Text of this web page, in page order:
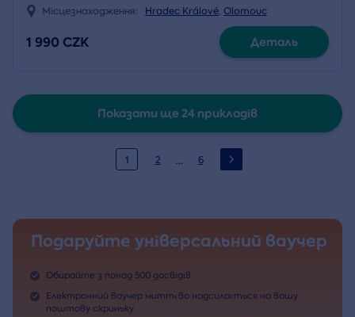
Місцезнаходження: Hradec Králové, Olomouc
1 990 CZK Деталь
Показати ще 24 прикладів
1 2 … 6
Подаруйте універсальний ваучер
Обирайте з понад 500 досвідів
Електронний ваучер миттєво надсилається на вашу
поштову скриньку